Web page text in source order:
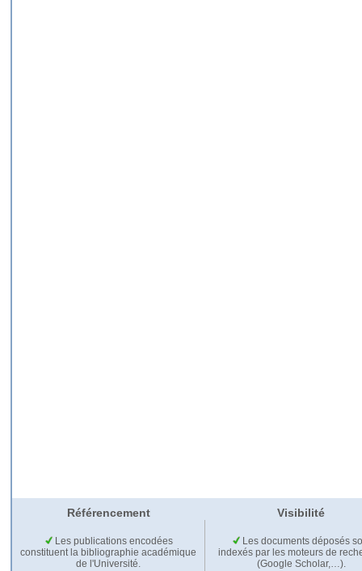
Référencement Visibilité
Les publications encodées
constituent la bibliographie académique
de l'Université.
Les documents déposés
indexés par les moteurs de
(Google Scholar,…).